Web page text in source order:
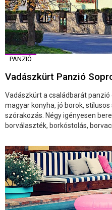
PANZIÓ
Vadászkürt Panzió
Vadászkürt a családbarát
magyar konyha, jó borok,
szórakozás. Négy igényesen
borválaszték, borkóstolás,